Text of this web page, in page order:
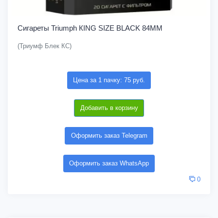
Сигареты Triumph КING SIZE BLACK 84MM
(Триумф Блек КС)
Цена за 1 пачку: 75 руб.
Добавить в корзину
Оформить заказ Telegram
Оформить заказ WhatsApp
0